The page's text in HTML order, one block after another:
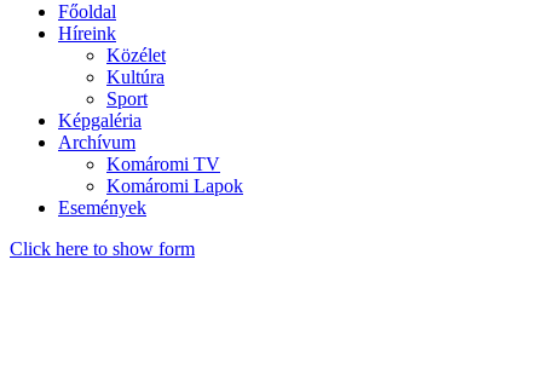
Főoldal
Híreink
Közélet
Kultúra
Sport
Képgaléria
Archívum
Komáromi TV
Komáromi Lapok
Események
Click here to show form